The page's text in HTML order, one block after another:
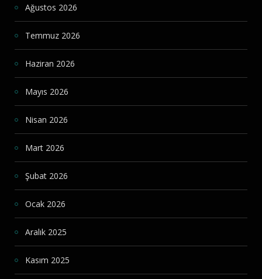
Ağustos 2026
Temmuz 2026
Haziran 2026
Mayıs 2026
Nisan 2026
Mart 2026
Şubat 2026
Ocak 2026
Aralık 2025
Kasım 2025